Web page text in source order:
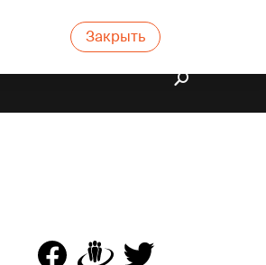
Закрыть